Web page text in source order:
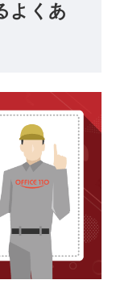
よくあ